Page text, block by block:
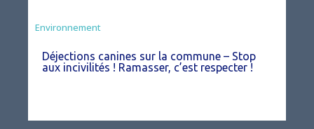
Environnement
Déjections canines sur la commune – Stop
aux incivilités ! Ramasser, c’est respecter !